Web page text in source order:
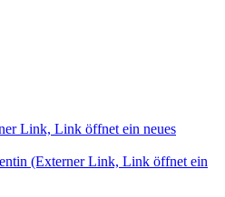
Link, Link öffnet ein neues
(Externer Link, Link öffnet ein